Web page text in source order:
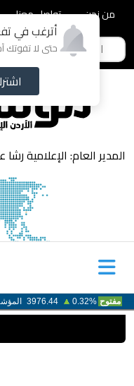
أترغب في
حتى لا تفوتك
من نحن
تواصل معنا
المدير العام: الإعلامية